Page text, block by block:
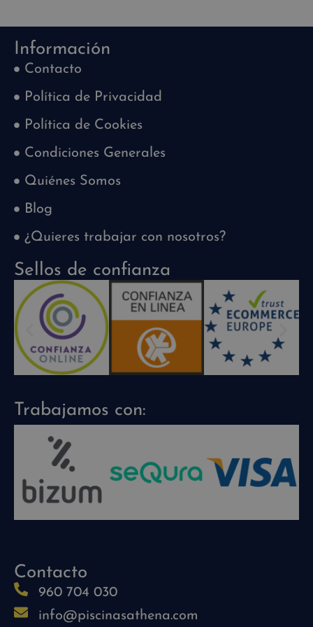
Información
Contacto
Política de Privacidad
Política de Cookies
Condiciones Generales
Quiénes Somos
Blog
¿Quieres trabajar con nosotros?
Sellos de confianza
Trabajamos con:
Contacto
960 704 030
info@piscinasathena.com